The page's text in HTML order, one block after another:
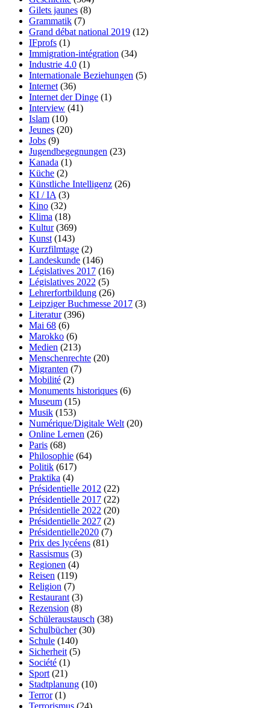
Gilets jaunes (8)
Grammatik (7)
Grand débat national 2019 (12)
IFprofs (1)
Immigration-intégration (34)
Industrie 4.0 (1)
Internationale Beziehungen (5)
Internet (36)
Internet der Dinge (1)
Interview (41)
Islam (10)
Jeunes (20)
Jobs (9)
Jugendbegegnungen (23)
Kanada (1)
Küche (2)
Künstliche Intelligenz (26)
KI / IA (3)
Kino (32)
Klima (18)
Kultur(369)
Kunst (143)
Kurzfilmtage (2)
Landeskunde (146)
Législatives 2017 (16)
Législatives 2022 (5)
Lehrerfortbildung (26)
Leipziger Buchmesse 2017 (3)
Literatur(396)
Mai 68 (6)
Marokko (6)
Medien (213)
Menschenrechte (20)
Migranten (7)
Mobilité (2)
Monuments historiques (6)
Museum (15)
Musik (153)
Numérique/Digitale Welt (20)
Online Lernen (26)
Paris (68)
Philosophie (64)
Politik (617)
Praktika (4)
Présidentielle 2012 (22)
Présidentielle 2017 (22)
Présidentielle 2022 (20)
Présidentielle 2027 (2)
Présidentielle2020 (7)
Prix des lycéens (81)
Rassismus (3)
Regionen (4)
Reisen (119)
Religion (7)
Restaurant (3)
Rezension (8)
Schüleraustausch (38)
Schulbücher(30)
Schule (140)
Sicherheit (5)
Société (1)
Sport (21)
Stadtplanung (10)
Terror(1)